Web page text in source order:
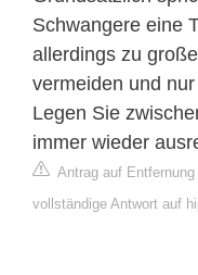
Schwangere eine
allerdings zu
vermeiden und
Legen Sie
immer wieder
Antrag auf
vollständige Antwort auf